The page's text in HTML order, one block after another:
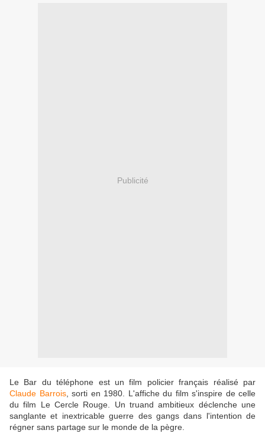
Publicité
Le Bar du téléphone est un film policier français réalisé par
Claude Barrois, sorti en 1980. L'affiche du film s'inspire de celle
du film Le Cercle Rouge. Un truand ambitieux déclenche une
sanglante et inextricable guerre des gangs dans l'intention de
régner sans partage sur le monde de la pègre.